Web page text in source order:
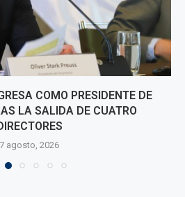
COMO PRESIDENTE DE
LA SALIDA DE CUATRO
7 agosto, 2026